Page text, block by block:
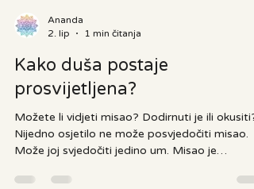
Ananda
2. lip
1 min čitanja
Kako duša postaje